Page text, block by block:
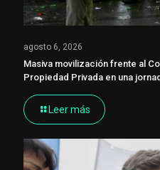
agosto 6, 2026
Masiva movilización frente al
Propiedad Privada en una
Leer más